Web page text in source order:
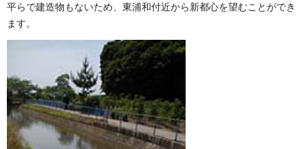
平らで建造物もないため、東浦和付近から新都心を望むことができ
ます。